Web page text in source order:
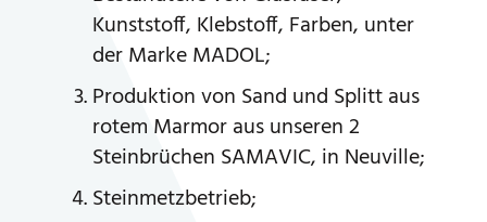
Kunststoff, Klebstoff, Farben, unter
der Marke MADOL;
Produktion von Sand und Splitt aus
rotem Marmor aus unseren 2
Steinbrüchen SAMAVIC, in Neuville;
Steinmetzbetrieb;